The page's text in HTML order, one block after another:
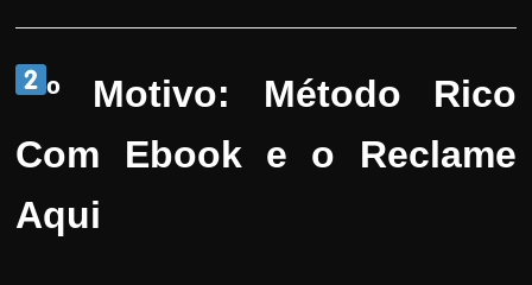
º Motivo: Método Rico
Com Ebook e o Reclame
Aqui